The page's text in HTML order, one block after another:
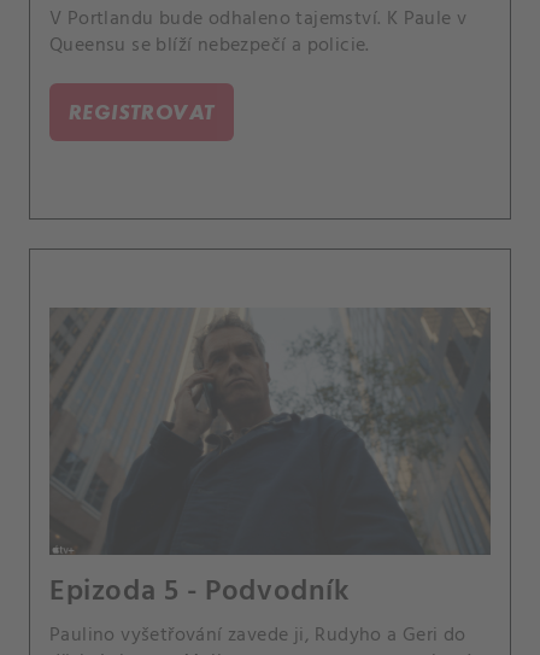
V Portlandu bude odhaleno tajemství. K Paule v
Queensu se blíží nebezpečí a policie.
REGISTROVAT
Epizoda 5 - Podvodník
Paulino vyšetřování zavede ji, Rudyho a Geri do